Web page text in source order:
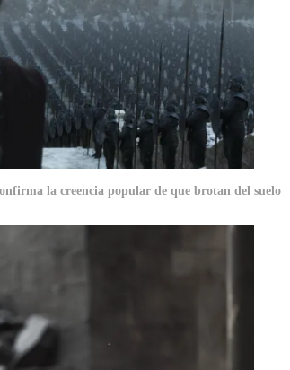
la creencia popular de que brotan del suelo